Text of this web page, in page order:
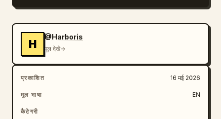
H
@Harboris
मूल देखें
प्रकाशित 16 मई 2026
मूल भाषा EN
कैटेगरी